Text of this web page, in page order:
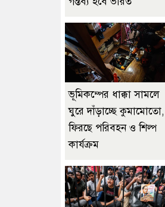
ভূমিকম্পের ধাক্কা সামলে
ঘুরে দাঁড়াচ্ছে কুমামোতো,
ফিরছে পরিবহন ও শিল্প
কার্যক্রম